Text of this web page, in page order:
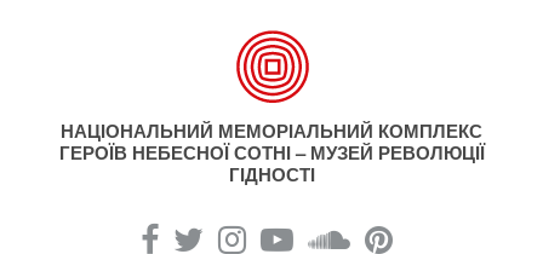
НАЦІОНАЛЬНИЙ МЕМОРІАЛЬНИЙ КОМПЛЕКС
ГЕРОЇВ НЕБЕСНОЇ СОТНІ – МУЗЕЙ РЕВОЛЮЦІЇ
ГІДНОСТІ